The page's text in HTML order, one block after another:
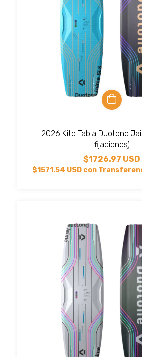
2026 Kite Tabla Duotone
fijaciones)
$1726.97 USD
$1571.54 USD con